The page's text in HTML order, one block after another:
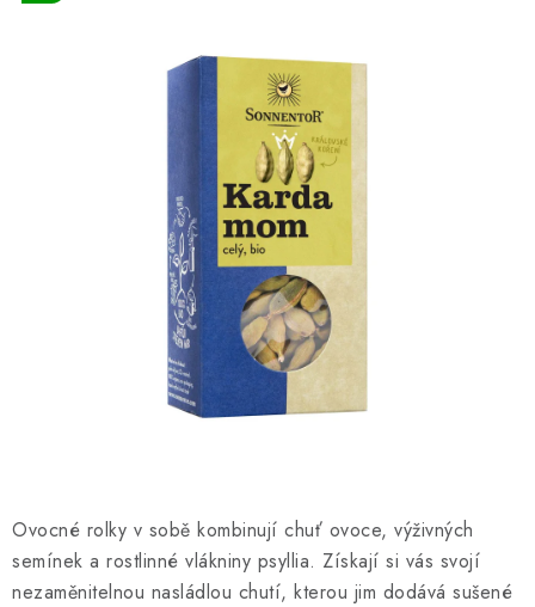
NÁŠ PŘÍBĚH FIREMNÍ DÁRKY
DOPRAVA A PLATBA
Ovocné rolky v sobě kombinují chuť ovoce, výživných
semínek a rostlinné vlákniny psyllia. Získají si vás svojí
nezaměnitelnou nasládlou chutí, kterou jim dodává sušené